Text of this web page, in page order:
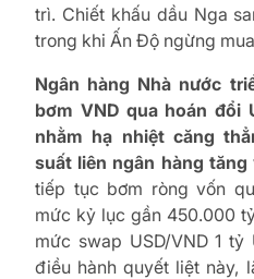
trì. Chiết khấu dầu Nga
trong khi Ấn Độ ngừng
Ngân hàng Nhà nước
bơm VND qua hoán đổi
nhằm hạ nhiệt căng
suất liên ngân hàng tăng
tiếp tục bơm ròng vốn
mức kỷ lục gần 450.000
mức swap USD/VND 1
điều hành quyết liệt này,